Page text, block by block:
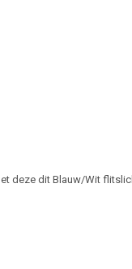
deze dit Blauw/Wit